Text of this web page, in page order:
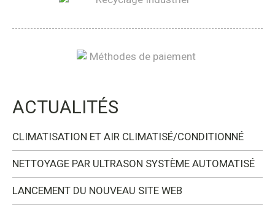
ACTUALITÉS
CLIMATISATION ET AIR CLIMATISÉ/CONDITIONNÉ
NETTOYAGE PAR ULTRASON SYSTÈME AUTOMATISÉ
LANCEMENT DU NOUVEAU SITE WEB